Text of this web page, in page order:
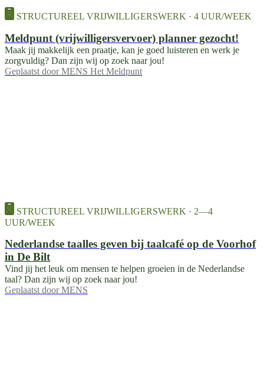
STRUCTUREEL VRIJWILLIGERSWERK · 4 UUR/WEEK
Meldpunt (vrijwilligersvervoer) planner gezocht!
Maak jij makkelijk een praatje, kan je goed luisteren en werk je
zorgvuldig? Dan zijn wij op zoek naar jou!
Geplaatst door MENS Het Meldpunt
STRUCTUREEL VRIJWILLIGERSWERK · 2—4
UUR/WEEK
Nederlandse taalles geven bij taalcafé op de Voorhof
in De Bilt
Vind jij het leuk om mensen te helpen groeien in de Nederlandse
taal? Dan zijn wij op zoek naar jou!
Geplaatst door MENS